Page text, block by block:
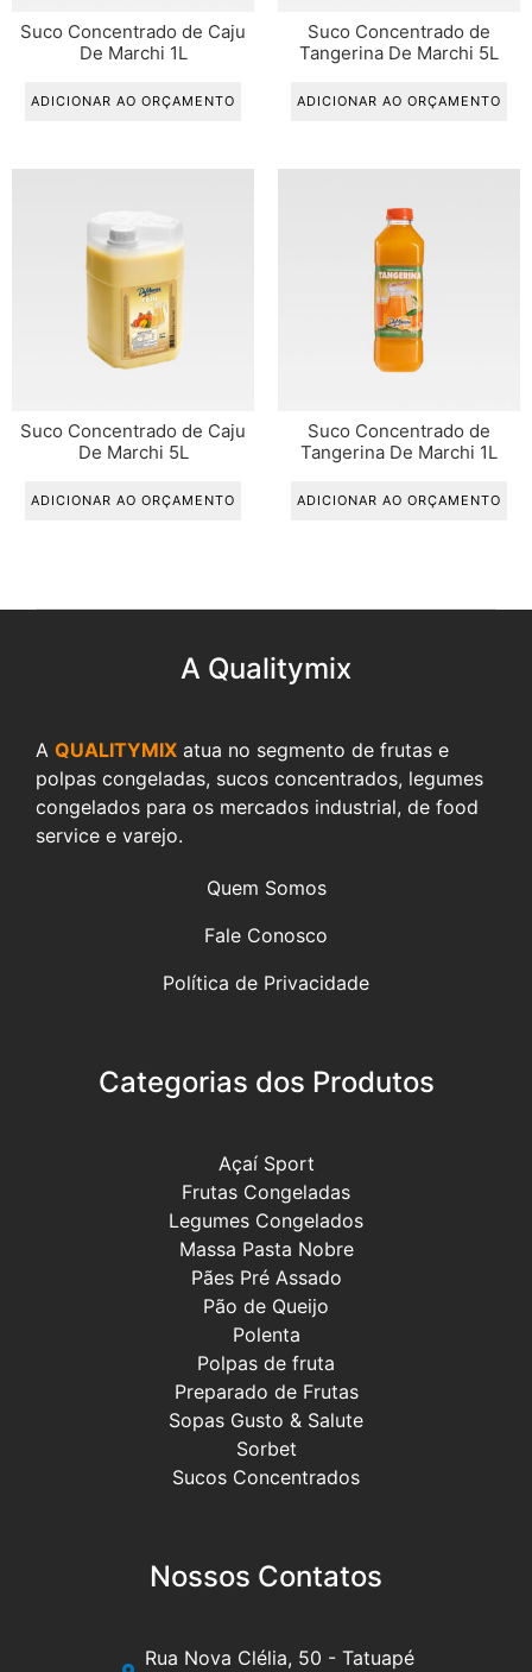
Suco Concentrado de Caju
De Marchi 1L
ADICIONAR AO ORÇAMENTO
Suco Concentrado de
Tangerina De Marchi 5L
ADICIONAR AO ORÇAMENTO
Suco Concentrado de Caju
De Marchi 5L
ADICIONAR AO ORÇAMENTO
Suco Concentrado de
Tangerina De Marchi 1L
ADICIONAR AO ORÇAMENTO
A Qualitymix
A QUALITYMIX atua no segmento de frutas e
polpas congeladas, sucos concentrados, legumes
congelados para os mercados industrial, de food
service e varejo.
Quem Somos
Fale Conosco
Política de Privacidade
Categorias dos Produtos
Açaí Sport
Frutas Congeladas
Legumes Congelados
Massa Pasta Nobre
Pães Pré Assado
Pão de Queijo
Polenta
Polpas de fruta
Preparado de Frutas
Sopas Gusto & Salute
Sorbet
Sucos Concentrados
Nossos Contatos
Rua Nova Clélia, 50 - Tatuapé